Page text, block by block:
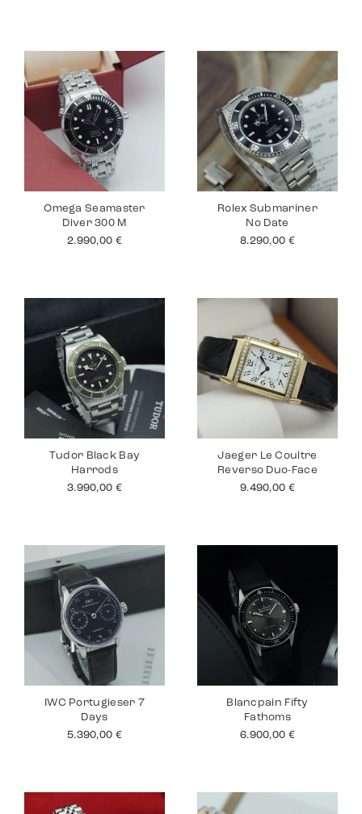
Omega Seamaster
Diver 300 M
2.990,00 €
Rolex Submariner
No Date
8.290,00 €
Tudor Black Bay
Harrods
3.990,00 €
Jaeger Le Coultre
Reverso Duo-Face
9.490,00 €
IWC Portugieser 7
Days
5.390,00 €
Blancpain Fifty
Fathoms
6.900,00 €